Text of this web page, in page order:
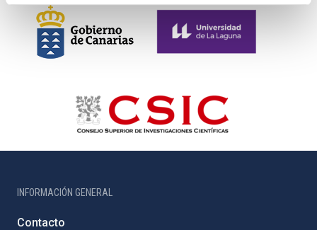
INFORMACIÓN GENERAL
Contacto